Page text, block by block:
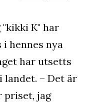
K" har
hennes nya
har utsetts
– Det är
priset, jag